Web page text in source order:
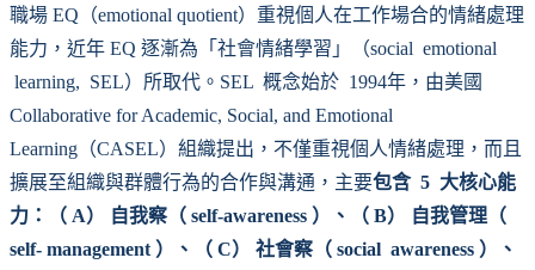
職場 EQ（emotional quotient）重視個人在工作場合的情緒處理
能力，近年 EQ 逐漸為「社會情緒學習」（social emotional
learning, SEL）所取代。SEL 概念始於 1994年，由美國
Collaborative for Academic, Social, and Emotional
Learning（CASEL）組織提出，不僅重視個人情緒處理，而且
擴展至組織與群體行為的合作與溝通，主要包含 5 大核心能
力：（ A） 自我察（ self-awareness ）、（ B） 自我管理（
self- management ）、（ C） 社會察（ social awareness ）、